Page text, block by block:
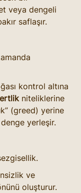
veya dengeli
saflaşır.
kontrol altına
niteliklerine
(greed) yerine
yerleşir.
ve
oluşturur.